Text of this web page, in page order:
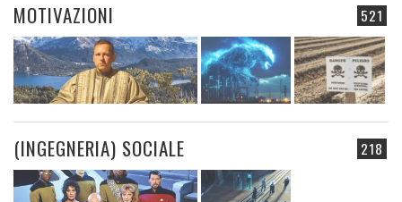
521
MOTIVAZIONI
218
(INGEGNERIA) SOCIALE